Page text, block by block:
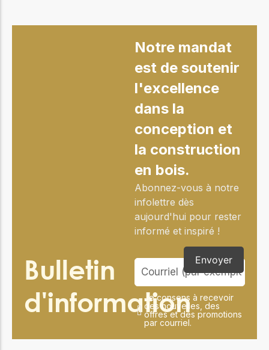
Bulletin
d'information
Notre mandat
est de soutenir
l'excellence
dans la
conception et
la construction
en bois.
Abonnez-vous à notre
infolettre dès
aujourd'hui pour rester
informé et inspiré !
Je consens à recevoir
des nouvelles, des
offres et des promotions
par courriel.
Envoyer